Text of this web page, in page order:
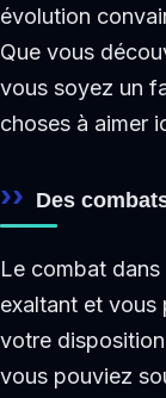
évolution
Que vous
vous soyez un
choses à aimer
Des
Le combat
exaltant et vous
votre
vous pouviez